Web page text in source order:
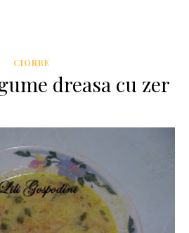
CIORBE
dreasa cu zer